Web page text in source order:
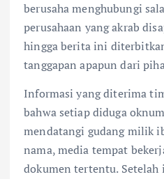
berusaha menghubungi
perusahaan yang akrab
hingga berita ini
tanggapan apapun dari
Informasi yang diterima
bahwa setiap diduga
mendatangi gudang milik
nama, media tempat
dokumen tertentu. Setelah